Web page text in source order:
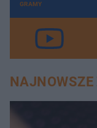
GRAMY
NAJNOWSZE